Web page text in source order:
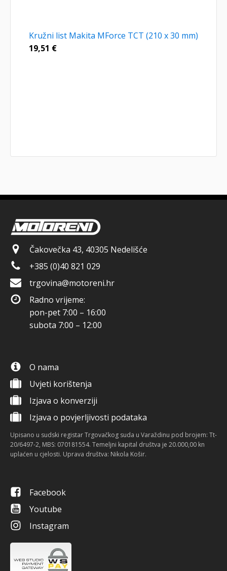
Kružni list Makita MForce TCT (210 x 30 mm)
19,51 €
Čakovečka 43, 40305 Nedelišće
+385 (0)40 821 029
trgovina@motoreni.hr
Radno vrijeme:
pon-pet 7:00 – 16:00
subota 7:00 – 12:00
O nama
Uvjeti korištenja
Izjava o konverziji
Izjava o povjerljivosti podataka
Upisano u sudski registar Trgovačkog suda u Varaždinu pod brojem: Tt-
20/6497-2, MBS: 070181554. Temeljni kapital društva je 20.000,00 kn
uplaćen u cjelosti. Uprava društva: Nikola Košir.
Facebook
Youtube
Instagram